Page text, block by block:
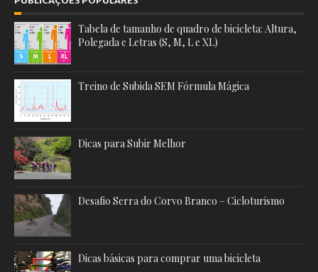
Tabela de tamanho de quadro de bicicleta: Altura,
Polegada e Letras (S, M, L e XL)
Treino de Subida SEM Fórmula Mágica
Dicas para Subir Melhor
Desafio Serra do Corvo Branco – Cicloturismo
Dicas básicas para comprar uma bicicleta